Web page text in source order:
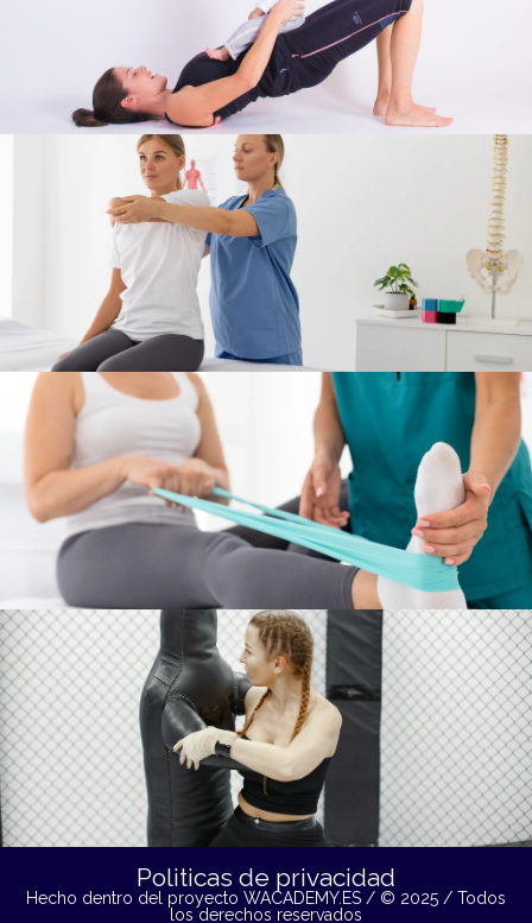
Politicas de privacidad
Hecho dentro del proyecto WACADEMY.ES / © 2025 / Todos
los derechos reservados